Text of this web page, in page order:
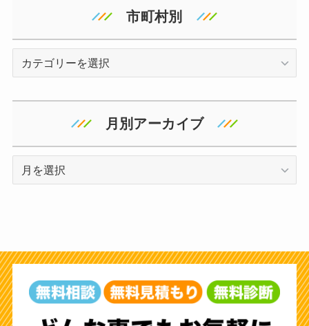
市町村別
月別アーカイブ